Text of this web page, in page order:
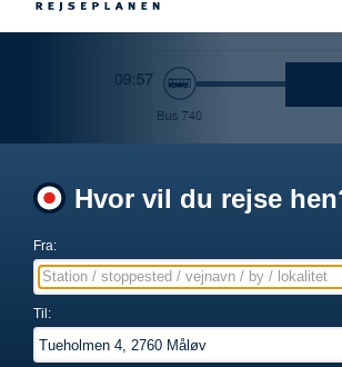
Hvor vil du rejse
Fra:
Station / stoppested / vejnavn / by / lokalitet
Til: